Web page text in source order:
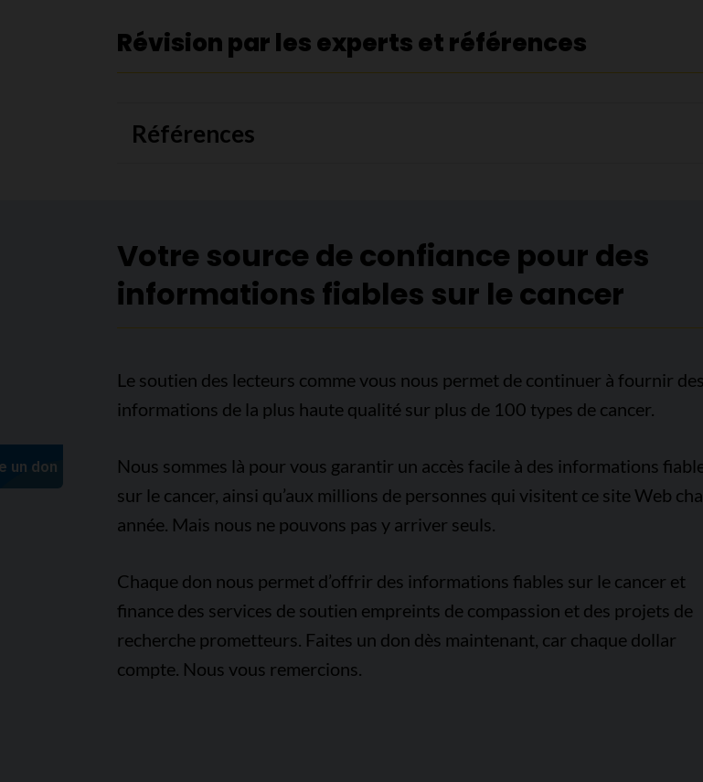
Révision par les experts et références
Références
Votre source de confiance pour des
informations fiables sur le cancer
Le soutien des lecteurs comme vous nous permet de continuer à fournir des
informations de la plus haute qualité sur plus de 100 types de cancer.
Nous sommes là pour vous garantir un accès facile à des informations
sur le cancer, ainsi qu’aux millions de personnes qui visitent ce site Web
année. Mais nous ne pouvons pas y arriver seuls.
Chaque don nous permet d’offrir des informations fiables sur le cancer et
finance des services de soutien empreints de compassion et des projets de
recherche prometteurs. Faites un don dès maintenant, car chaque dollar
compte. Nous vous remercions.